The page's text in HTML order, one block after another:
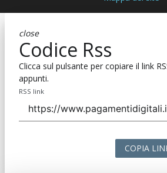
close
Codice Rss
Clicca sul pulsante per copiare il link
appunti.
RSS link
COPIA